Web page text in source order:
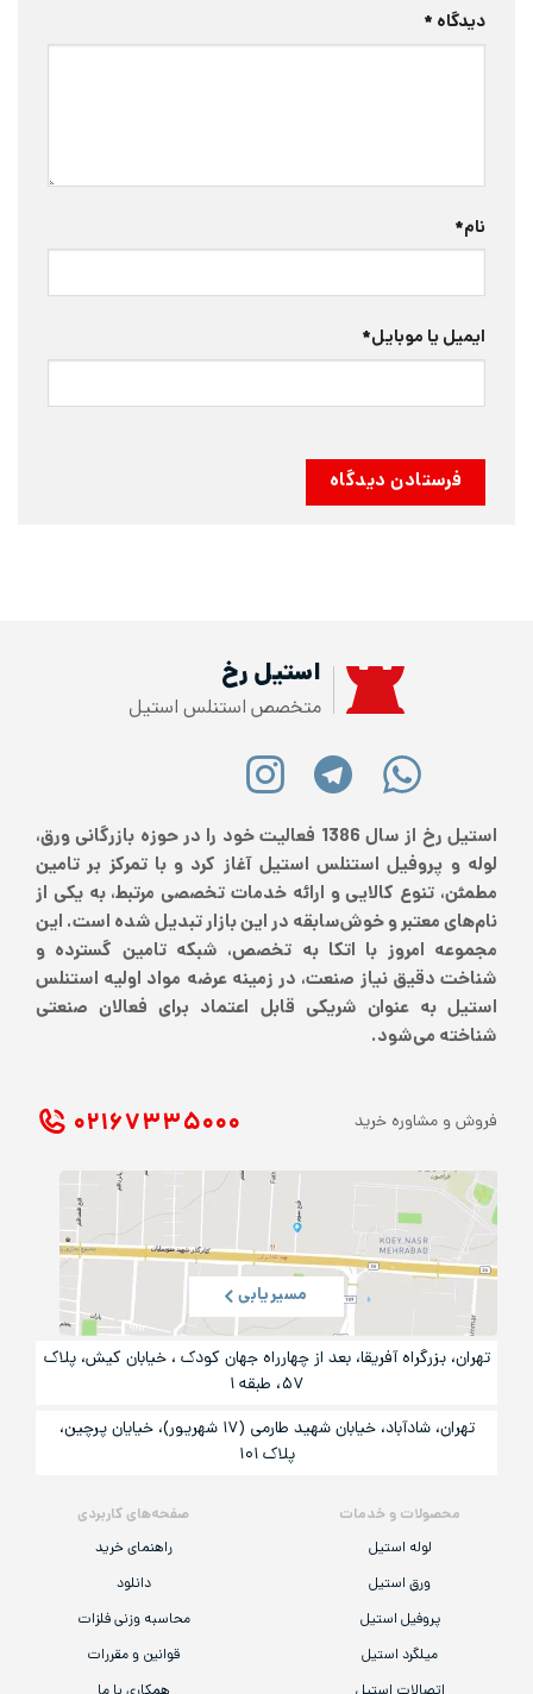
دیدگاه *
نام*
ایمیل یا موبایل*
استیل رخ
متخصص استنلس استیل
استیل رخ از سال 1386 فعالیت خود را در حوزه بازرگانی ورق،
لوله و پروفیل استنلس استیل آغاز کرد و با تمرکز بر تامین
مطمئن، تنوع کالایی و ارائه خدمات تخصصی مرتبط، به یکی از
نام‌های معتبر و خوش‌سابقه در این بازار تبدیل شده است. این
مجموعه امروز با اتکا به تخصص، شبکه تامین گسترده و
شناخت دقیق نیاز صنعت، در زمینه عرضه مواد اولیه استنلس
استیل به عنوان شریکی قابل اعتماد برای فعالان صنعتی
شناخته می‌شود.
محصولات و خدمات
لوله استیل
ورق استیل
پروفیل استیل
میلگرد استیل
صفحه‌های کاربردی
راهنمای خرید
دانلود
محاسبه وزنی فلزات
قوانین و مقررات
فروش و مشاوره خرید ۰۲۱ ۶۷۳۳۵۰۰۰
مسیریابی
تهران، بزرگراه آفریقا، بعد از چهارراه جهان کودک ، خیابان کیش، پلاک
۵۷، طبقه ۱
تهران، شادآباد، خیابان شهید طارمی (۱۷ شهریور)، خیایان پرچین،
پلاک ۱۰۱